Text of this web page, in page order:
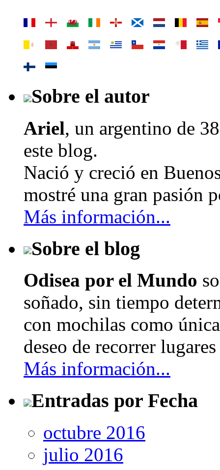
Sobre el autor
Ariel, un argentino de
este blog.
Nació y creció en
mostré una gran pasión
Más información...
Sobre el blog
Odisea por el Mundo
soñado, sin tiempo
con mochilas como
deseo de recorrer
Más información...
Entradas por Fecha
octubre 2016
julio 2016